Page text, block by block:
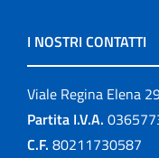
I NOSTRI CONTATTI
Viale Regina Elena
Partita I.V.A.
C.F. 80211730587